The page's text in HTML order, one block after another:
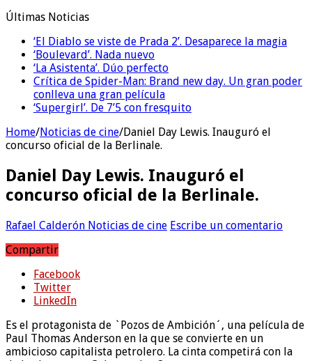
Últimas Noticias
‘El Diablo se viste de Prada 2’. Desaparece la magia
‘Boulevard’. Nada nuevo
‘La Asistenta’. Dúo perfecto
Crítica de Spider-Man: Brand new day. Un gran poder
conlleva una gran película
‘Supergirl’. De 7’5 con fresquito
Home/Noticias de cine/Daniel Day Lewis. Inauguró el
concurso oficial de la Berlinale.
Daniel Day Lewis. Inauguró el
concurso oficial de la Berlinale.
Rafael Calderón Noticias de cine Escribe un comentario
Compartir
Facebook
Twitter
LinkedIn
Es el protagonista de `Pozos de Ambición´, una película de
Paul Thomas Anderson en la que se convierte en un
ambicioso capitalista petrolero. La cinta competirá con la